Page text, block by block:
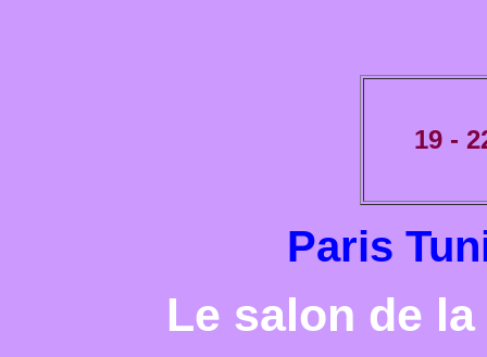
19 -
Paris
Le salon de